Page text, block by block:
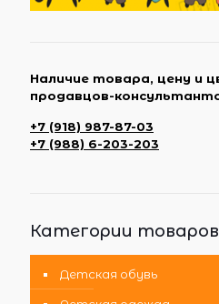
Наличие товара, цену и
продавцов-
+7 (918) 987-87-03
+7 (988) 6-203-203
Категории товаров
Детская обувь